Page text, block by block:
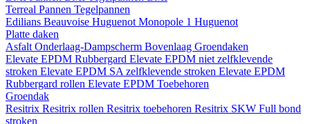
Terreal Pannen Tegelpannen
Edilians Beauvoise Huguenot Monopole 1 Huguenot
Platte daken
Asfalt Onderlaag-Dampscherm Bovenlaag Groendaken
Elevate EPDM Rubbergard Elevate EPDM niet zelfklevende
stroken Elevate EPDM SA zelfklevende stroken Elevate EPDM
Rubbergard rollen Elevate EPDM Toebehoren
Groendak
Resitrix Resitrix rollen Resitrix toebehoren Resitrix SKW Full bond
stroken